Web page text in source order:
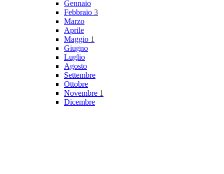
Gennaio
Febbraio 3
Marzo
Aprile
Maggio 1
Giugno
Luglio
Agosto
Settembre
Ottobre
Novembre 1
Dicembre